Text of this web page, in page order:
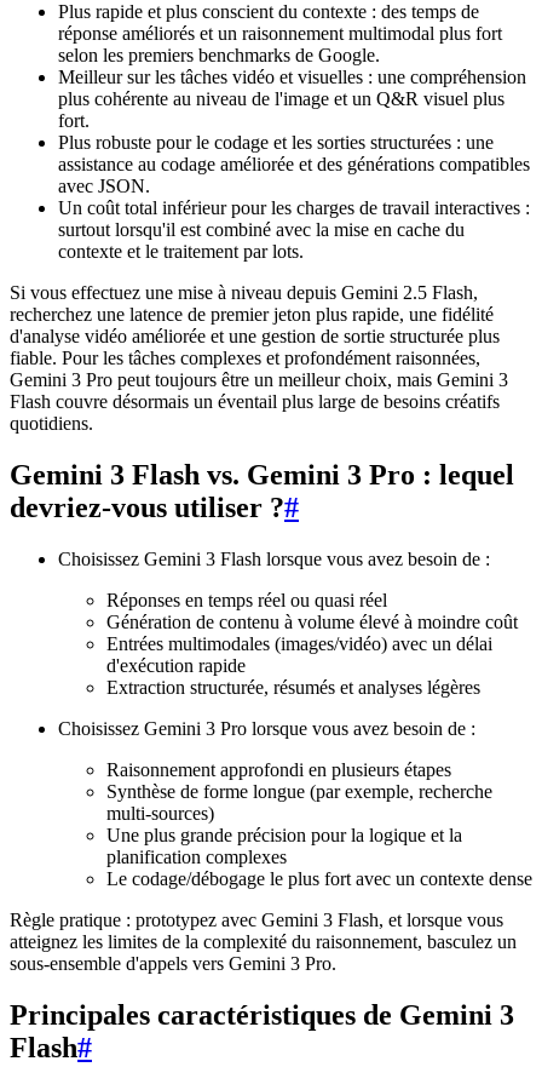
Plus rapide et plus conscient du contexte : des temps de
réponse améliorés et un raisonnement multimodal plus fort
selon les premiers benchmarks de Google.
Meilleur sur les tâches vidéo et visuelles : une compréhension
plus cohérente au niveau de l'image et un Q&R visuel plus
fort.
Plus robuste pour le codage et les sorties structurées : une
assistance au codage améliorée et des générations compatibles
avec JSON.
Un coût total inférieur pour les charges de travail interactives :
surtout lorsqu'il est combiné avec la mise en cache du
contexte et le traitement par lots.
Si vous effectuez une mise à niveau depuis Gemini 2.5 Flash,
recherchez une latence de premier jeton plus rapide, une fidélité
d'analyse vidéo améliorée et une gestion de sortie structurée plus
fiable. Pour les tâches complexes et profondément raisonnées,
Gemini 3 Pro peut toujours être un meilleur choix, mais Gemini 3
Flash couvre désormais un éventail plus large de besoins créatifs
quotidiens.
Gemini 3 Flash vs. Gemini 3 Pro : lequel
devriez-vous utiliser ?#
Choisissez Gemini 3 Flash lorsque vous avez besoin de :
Réponses en temps réel ou quasi réel
Génération de contenu à volume élevé à moindre coût
Entrées multimodales (images/vidéo) avec un délai
d'exécution rapide
Extraction structurée, résumés et analyses légères
Choisissez Gemini 3 Pro lorsque vous avez besoin de :
Raisonnement approfondi en plusieurs étapes
Synthèse de forme longue (par exemple, recherche
multi-sources)
Une plus grande précision pour la logique et la
planification complexes
Le codage/débogage le plus fort avec un contexte dense
Règle pratique : prototypez avec Gemini 3 Flash, et lorsque vous
atteignez les limites de la complexité du raisonnement, basculez un
sous-ensemble d'appels vers Gemini 3 Pro.
Principales caractéristiques de Gemini 3
Flash#